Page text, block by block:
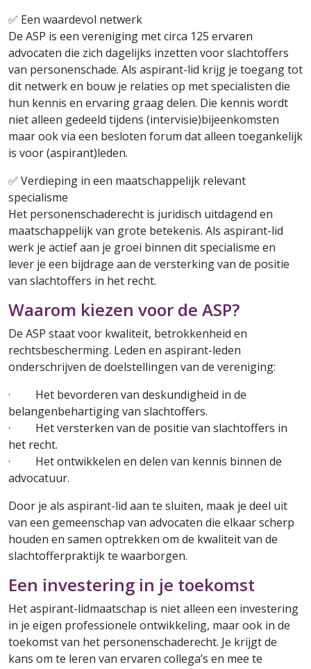
✅ Een waardevol netwerk
De ASP is een vereniging met circa 125 ervaren
advocaten die zich dagelijks inzetten voor slachtoffers
van personenschade. Als aspirant-lid krijg je toegang tot
dit netwerk en bouw je relaties op met specialisten die
hun kennis en ervaring graag delen. Die kennis wordt
niet alleen gedeeld tijdens (intervisie)bijeenkomsten
maar ook via een besloten forum dat alleen toegankelijk
is voor (aspirant)leden.
✅ Verdieping in een maatschappelijk relevant
specialisme
Het personenschaderecht is juridisch uitdagend en
maatschappelijk van grote betekenis. Als aspirant-lid
werk je actief aan je groei binnen dit specialisme en
lever je een bijdrage aan de versterking van de positie
van slachtoffers in het recht.
Waarom kiezen voor de ASP?
De ASP staat voor kwaliteit, betrokkenheid en
rechtsbescherming. Leden en aspirant-leden
onderschrijven de doelstellingen van de vereniging:
· Het bevorderen van deskundigheid in de
belangenbehartiging van slachtoffers.
· Het versterken van de positie van slachtoffers in
het recht.
· Het ontwikkelen en delen van kennis binnen de
advocatuur.
Door je als aspirant-lid aan te sluiten, maak je deel uit
van een gemeenschap van advocaten die elkaar scherp
houden en samen optrekken om de kwaliteit van de
slachtofferpraktijk te waarborgen.
Een investering in je toekomst
Het aspirant-lidmaatschap is niet alleen een investering
in je eigen professionele ontwikkeling, maar ook in de
toekomst van het personenschaderecht. Je krijgt de
kans om te leren van ervaren collega’s en mee te